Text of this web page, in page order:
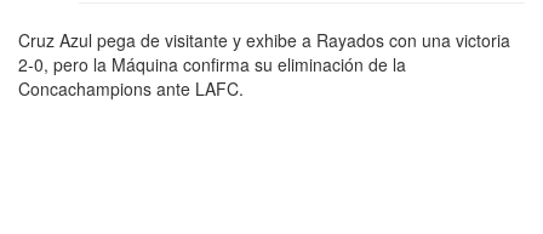
Cruz Azul pega de visitante y exhibe a Rayados con una victoria
2-0, pero la Máquina confirma su eliminación de la
Concachampions ante LAFC.